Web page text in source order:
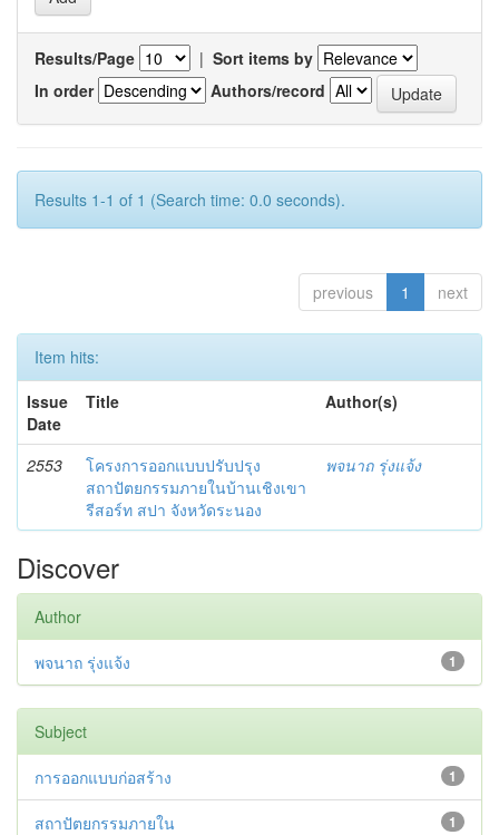
Results/Page | Sort items by
In order
Authors/record
Results 1-1 of 1 (Search time: 0.0 seconds).
previous 1 next
Item hits:
Issue
Date
Title Author(s)
2553
โครงการออกแบบปรับปรุง
สถาปัตยกรรมภายในบ้านเชิงเขา
รีสอร์ท สปา จังหวัดระนอง
พจนาถ รุ่งแจ้ง
Discover
Author
1
พจนาถ รุ่งแจ้ง
Subject
1
การออกแบบก่อสร้าง
1
สถาปัตยกรรมภายใน